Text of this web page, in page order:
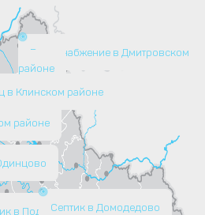
в Подольске
в Клинском районе
районе
Водоснабжение в Дмитровском
районе
Септик в Домодедово